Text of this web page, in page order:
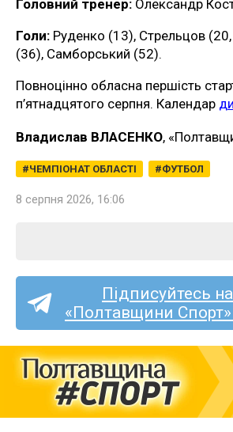
Головний тренер: Олександр
Голи: Руденко (13), Стрельцов
(36), Самборський (52).
Повноцінно обласна першість
п’ятнадцятого серпня. Календар
Владислав ВЛАСЕНКО,
ЧЕМПІОНАТ ОБЛАСТІ ФУТБОЛ
8 серпня 2026, 16:06
Підписуйтесь
«Полтавщини Спорт»